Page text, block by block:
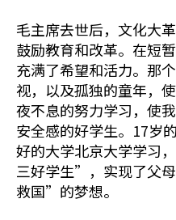
毛主席去世后，文化大
鼓励教育和改革。在短
充满了希望和活力。那
视，以及孤独的童年，
夜不息的努力学习，使
安全感的好学生。17岁
好的大学北京大学学习
三好学生”，实现了父
救国”的梦想。